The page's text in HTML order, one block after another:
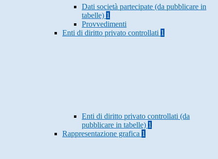
Dati società partecipate (da pubblicare in
tabelle) 1
Provvedimenti
Enti di diritto privato controllati 1
Enti di diritto privato controllati (da
pubblicare in tabelle) 1
Rappresentazione grafica 1